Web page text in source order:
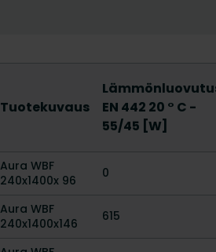
Tuotekuvaus
EN 442 20 ° C -
55/45 [W]
Aura WBF
240x1400x 96
0
Aura WBF
240x1400x146
615